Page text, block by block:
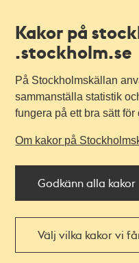
Kakor på
.stockholm.se
På Stockholmskällan
sammanställa statistik
fungera på ett bra sätt för
Om kakor på
Godkänn alla kakor
Välj vilka kakor vi